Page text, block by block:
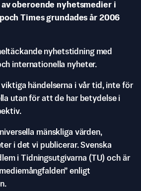
oberoende nyhetsmedier i
Times grundades år 2006
nyhetstidning med
internationella nyheter.
händelserna i vår tid, inte för
utan för att de har betydelse i
mänskliga värden,
i det vi publicerar. Svenska
i Tidningsutgivarna (TU) och är
enligt